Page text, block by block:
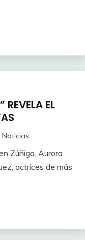
REVELA EL
Zúñiga, Aurora
actrices de más